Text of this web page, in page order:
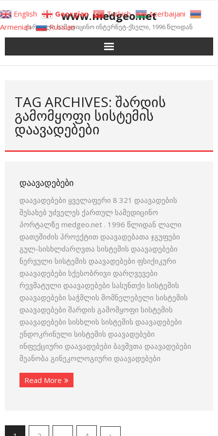
to
content
www.medgeo.net
ქართული სამედიცინო ინტერნეტ-ქსელი, 1996 წლიდან
TAG ARCHIVES: ᲨᲐᲠᲓᲘᲡ
ᲒᲐᲛᲝᲛᲧᲝᲤᲘ ᲡᲘᲡᲢᲔᲛᲘᲡ
ᲓᲐᲐᲕᲐᲓᲔᲑᲔᲑᲘ
ᲓᲐᲐᲕᲐᲓᲔᲑᲔᲑᲘ
დაავადებები ყველაფერი 8 321 დაავადების
შესახებ უძველეს ქართულ სამედიცინო
პორტალზე medgeo.net . 1996 წლიდან ლალი
დათეშიძის პროექტით დაავადებათა ჯგუფები
გულ-სისხლძარღვთა სისტემის დაავადებები
ნერვული სისტემის დაავადებები ფსიქიკური
დაავადებები სქესობრივი დარღვევები
რევმატული დაავადებები სასუნთქი სისტემის
დაავადებები საჭმლის მომნელებელი სისტემის
დაავადებები შარდის გამომყოფი სისტემის
დაავადებები სისხლის სისტემის დაავადებები
ენდოკრინული სისტემის დაავადებები
ინფექციური დაავადებები ბავშვთა დაავადებები
მეანობა გინეკოლოგიური დაავადებები
Read More
English Georgian Turkish
Azerbaijani
Armenian
Russian